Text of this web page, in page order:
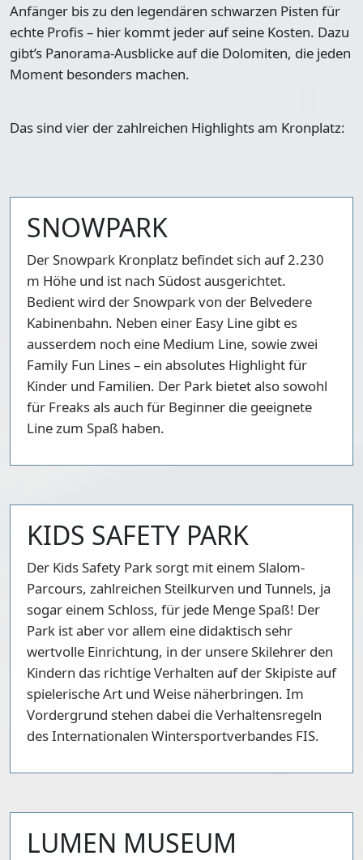
Anfänger bis zu den legendären schwarzen Pisten für
echte Profis – hier kommt jeder auf seine Kosten. Dazu
gibt’s Panorama-Ausblicke auf die Dolomiten, die jeden
Moment besonders machen.
Das sind vier der zahlreichen Highlights am Kronplatz:
SNOWPARK
Der Snowpark Kronplatz befindet sich auf 2.230
m Höhe und ist nach Südost ausgerichtet.
Bedient wird der Snowpark von der Belvedere
Kabinenbahn. Neben einer Easy Line gibt es
ausserdem noch eine Medium Line, sowie zwei
Family Fun Lines – ein absolutes Highlight für
Kinder und Familien. Der Park bietet also sowohl
für Freaks als auch für Beginner die geeignete
Line zum Spaß haben.
KIDS SAFETY PARK
Der Kids Safety Park sorgt mit einem Slalom-
Parcours, zahlreichen Steilkurven und Tunnels, ja
sogar einem Schloss, für jede Menge Spaß! Der
Park ist aber vor allem eine didaktisch sehr
wertvolle Einrichtung, in der unsere Skilehrer den
Kindern das richtige Verhalten auf der Skipiste auf
spielerische Art und Weise näherbringen. Im
Vordergrund stehen dabei die Verhaltensregeln
des Internationalen Wintersportverbandes FIS.
LUMEN MUSEUM